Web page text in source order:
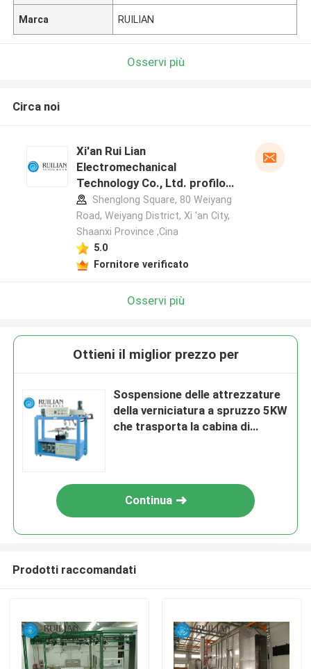
Marca RUILIAN
Osservi più
Circa noi
Xi'an Rui Lian
Electromechanical
Technology Co., Ltd. profilo
del produttore
Shenglong Square, 80 Weiyang
Road, Weiyang District, Xi 'an City,
Shaanxi Province ,Cina
5.0
Fornitore verificato
Osservi più
Ottieni il miglior prezzo per
Sospensione delle attrezzature
della verniciatura a spruzzo 5KW
che trasporta la cabina di
Continua
Prodotti raccomandati